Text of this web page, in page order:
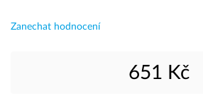
Zanechat hodnocení
651 Kč